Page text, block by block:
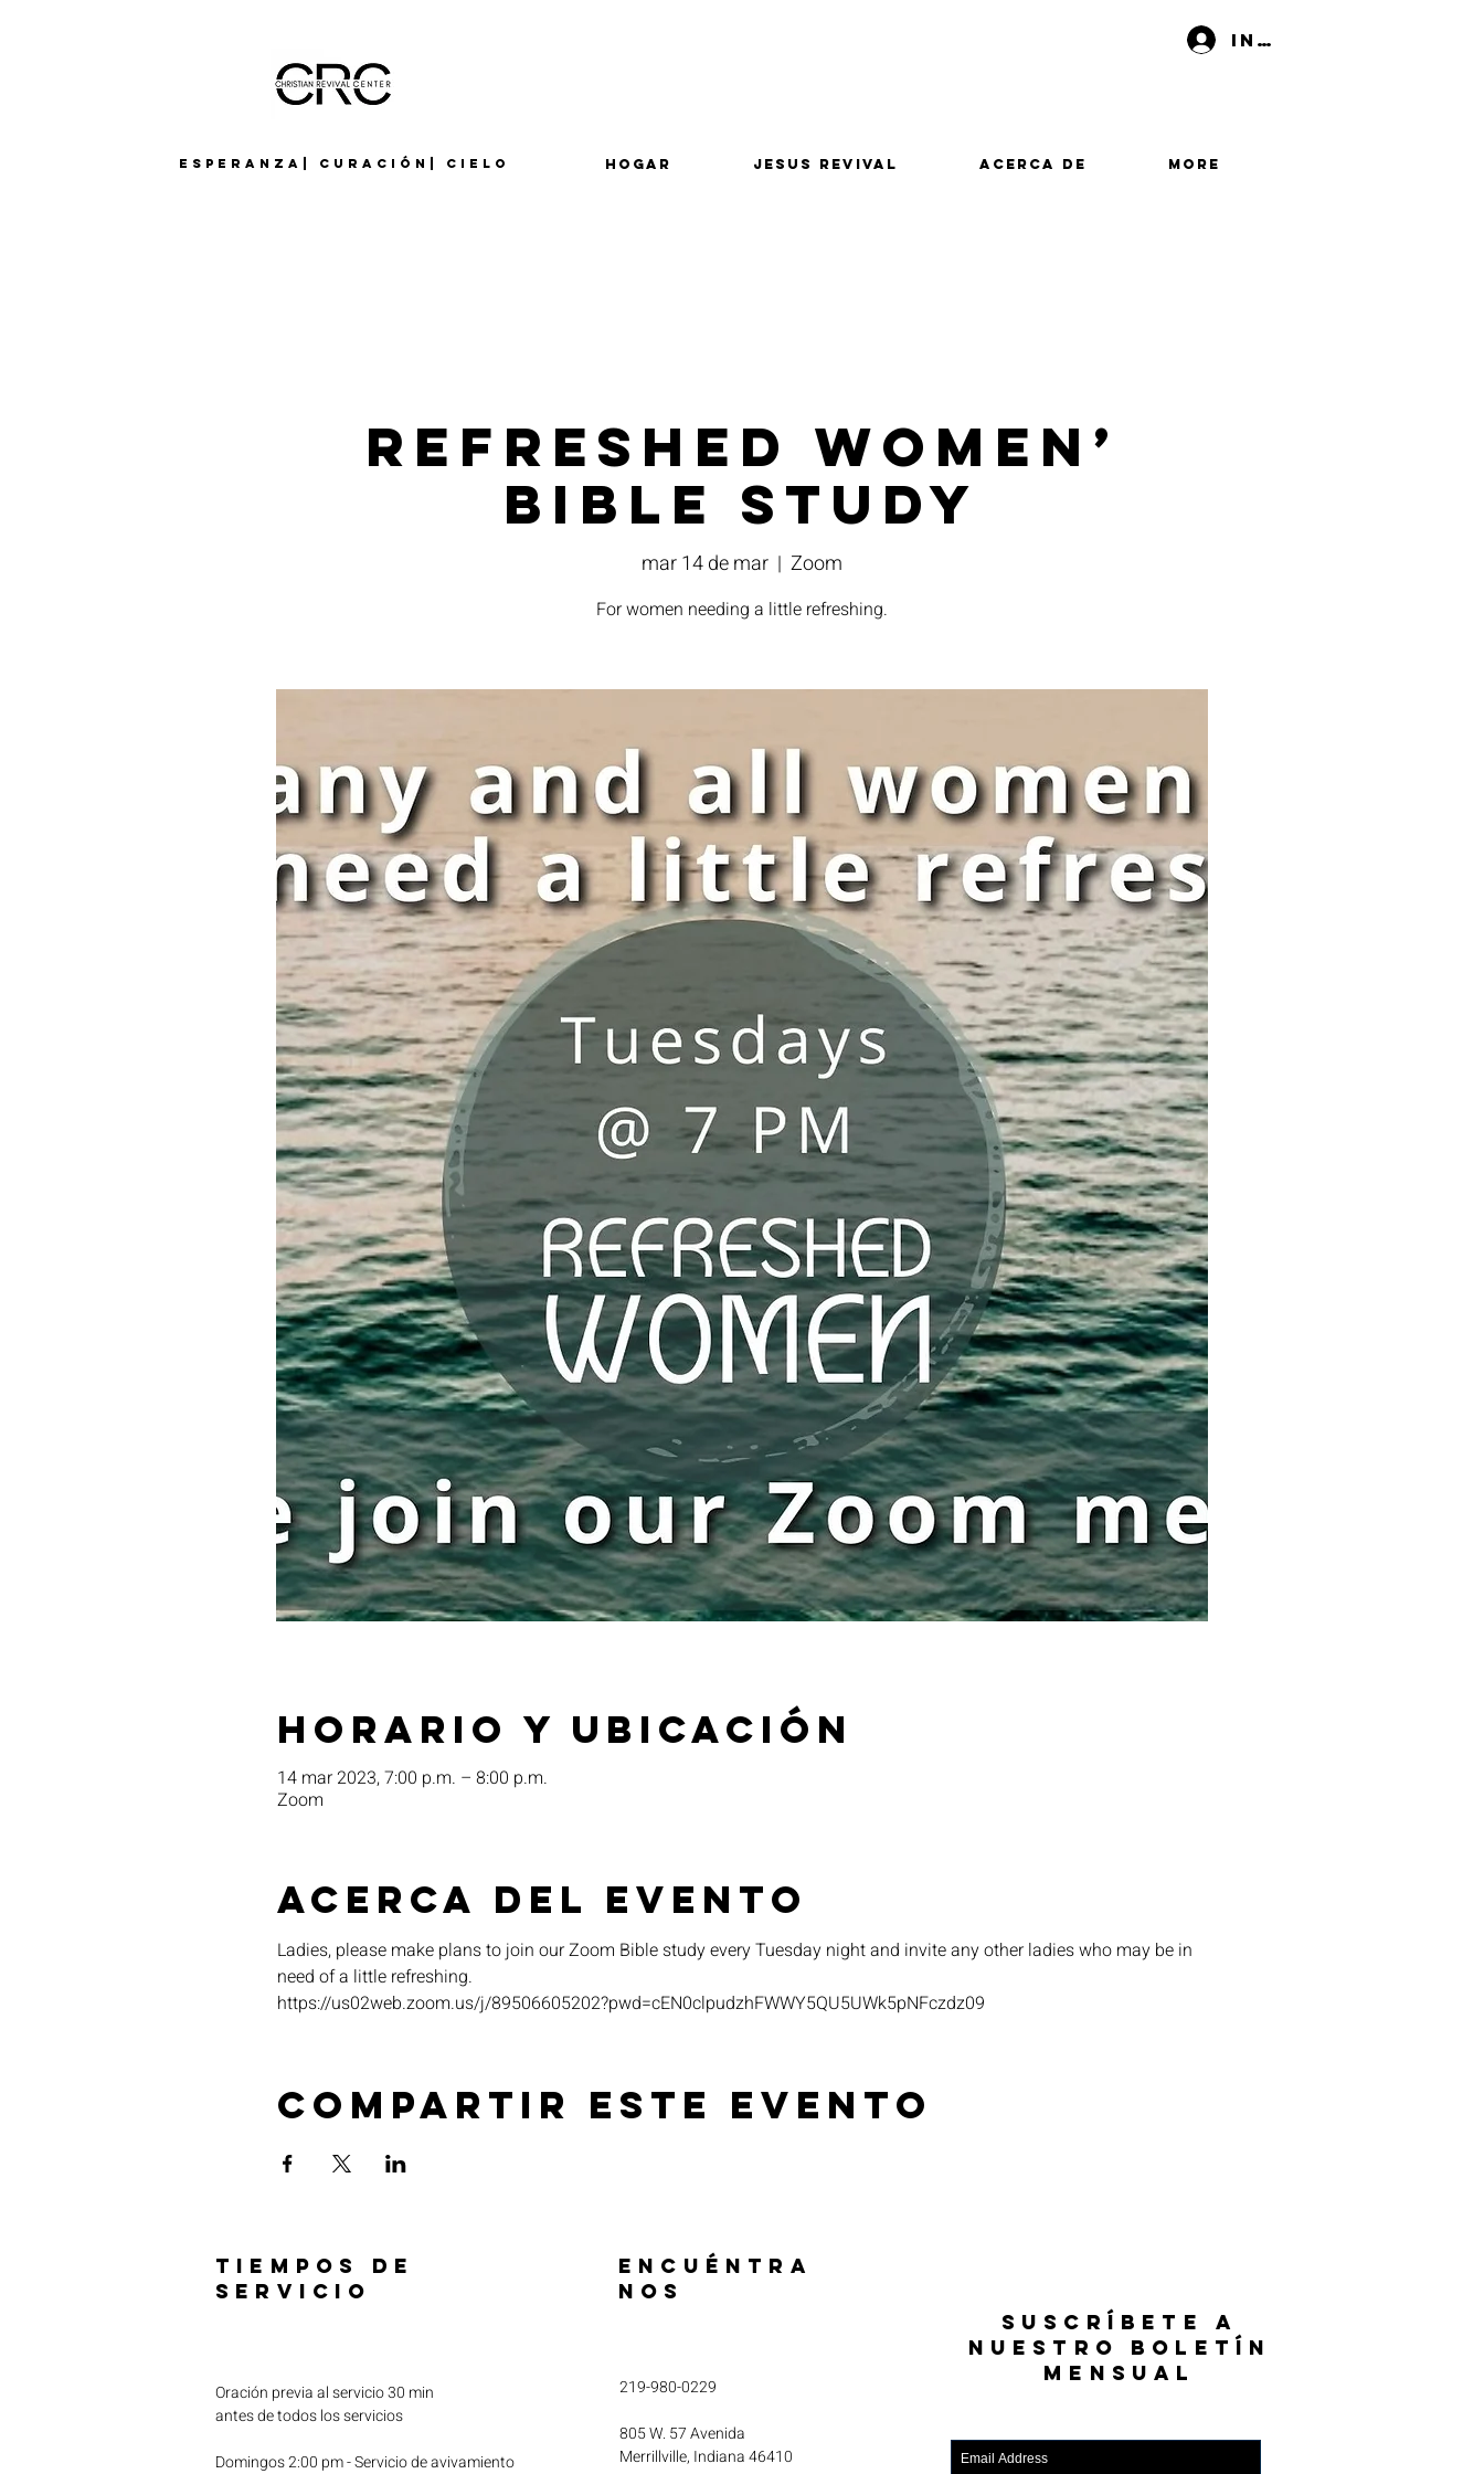
Esperanza| Curación| Cielo
Iniciar sesión
Hogar Jesus Revival Acerca de More
Refreshed Women’
Bible Study
mar 14 de mar
  |
Zoom
For women needing a little refreshing.
Horario y ubicación
14 mar 2023, 7:00 p.m. – 8:00 p.m.
Zoom
Acerca del evento
Ladies, please make plans to join our Zoom Bible study every Tuesday night and invite any other ladies who may be in
need of a little refreshing.
https://us02web.zoom.us/j/89506605202?pwd=cEN0clpudzhFWWY5QU5UWk5pNFczdz09
Compartir este evento
TIEMPOS DE
SERVICIO
Oración previa al servicio 30 min
antes de todos los servicios
Domingos 2:00 pm - Servicio de avivamiento
ENCUÉNTRA
NOS
219-980-0229
805 W. 57 Avenida
Merrillville, Indiana 46410
SUSCRÍBETE A
NUESTRO BOLETÍN
MENSUAL